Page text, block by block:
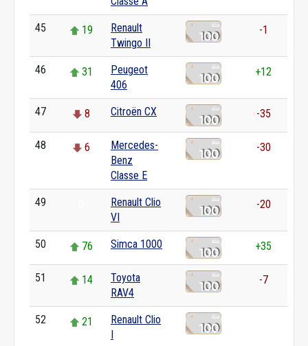
45 19
Renault
Twingo II
-1
46 31
Peugeot
406
+12
47 8 Citroën CX -35
48 6
Mercedes-
Benz
Classe E
-30
49
Renault Clio
VI
-20
50 76 Simca 1000 +35
51 14
Toyota
RAV4
-7
52 21
Renault Clio
I